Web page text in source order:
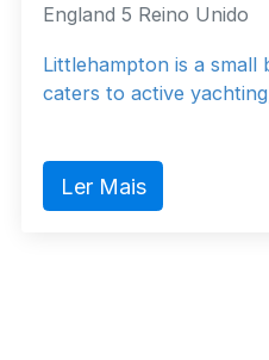
England 5 Reino Unido
Littlehampton is a
caters to active
Ler Mais